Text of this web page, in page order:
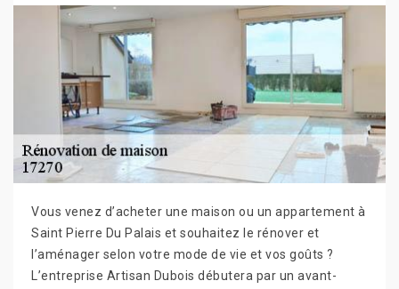
Vous venez d’acheter une maison ou un appartement à
Saint Pierre Du Palais et souhaitez le rénover et
l’aménager selon votre mode de vie et vos goûts ?
L’entreprise Artisan Dubois débutera par un avant-